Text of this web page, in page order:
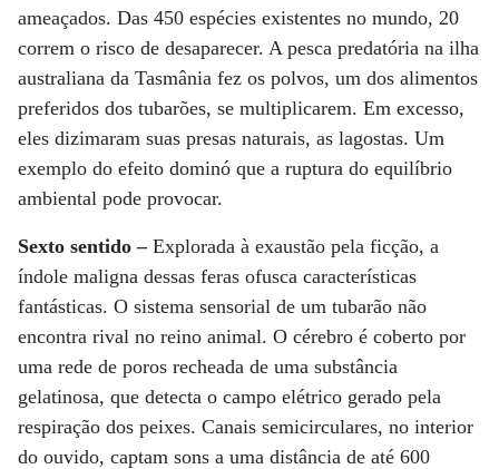
ameaçados. Das 450 espécies existentes no mundo, 20
correm o risco de desaparecer. A pesca predatória na ilha
australiana da Tasmânia fez os polvos, um dos alimentos
preferidos dos tubarões, se multiplicarem. Em excesso,
eles dizimaram suas presas naturais, as lagostas. Um
exemplo do efeito dominó que a ruptura do equilíbrio
ambiental pode provocar.
Sexto sentido –Explorada à exaustão pela ficção, a
índole maligna dessas feras ofusca características
fantásticas. O sistema sensorial de um tubarão não
encontra rival no reino animal. O cérebro é coberto por
uma rede de poros recheada de uma substância
gelatinosa, que detecta o campo elétrico gerado pela
respiração dos peixes. Canais semicirculares, no interior
do ouvido, captam sons a uma distância de até 600